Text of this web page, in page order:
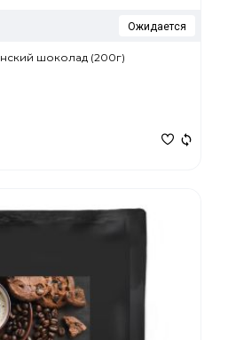
Ожидается
шоколад (200г)